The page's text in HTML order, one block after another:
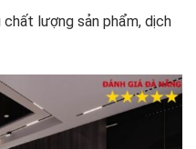
chất lượng sản phẩm, dịch